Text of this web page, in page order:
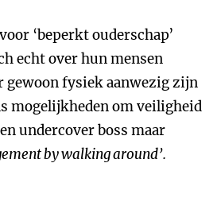
‘beperkt ouderschap’
echt over hun mensen
gewoon fysiek aanwezig zijn
mogelijkheden om veiligheid
undercover boss maar
by walking around’.